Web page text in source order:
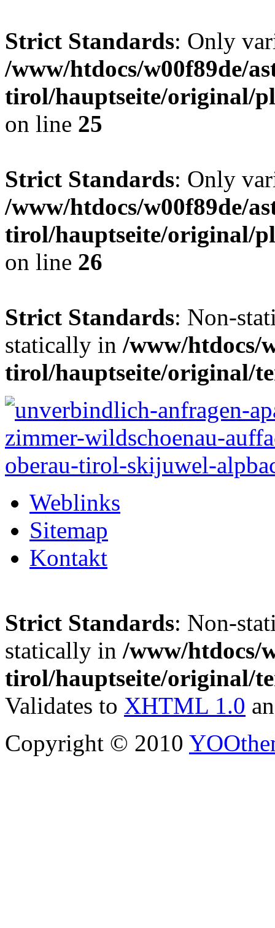
Strict Standards: Only
/www/htdocs/w00f89de/
tirol/hauptseite/original/
on line 25
Strict Standards: Only
/www/htdocs/w00f89de/
tirol/hauptseite/original/
on line 26
Strict Standards: Non-
statically in /www/htdocs/
tirol/hauptseite/original/
Weblinks
Sitemap
Kontakt
Strict Standards: Non-
statically in /www/htdocs/
tirol/hauptseite/original/
Validates to XHTML 1.0
Copyright © 2010